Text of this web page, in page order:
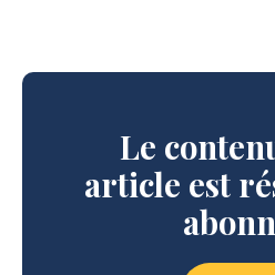
Le
article est